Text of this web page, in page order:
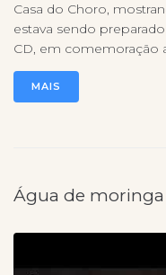
Casa do Choro,
estava sendo
CD, em comemoração
MAIS
Água de moringa